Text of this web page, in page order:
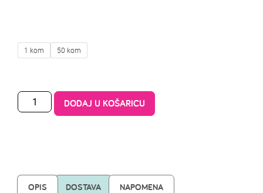
1 kom 50 kom
DODAJ U KOŠARICU
OPIS DOSTAVA NAPOMENA